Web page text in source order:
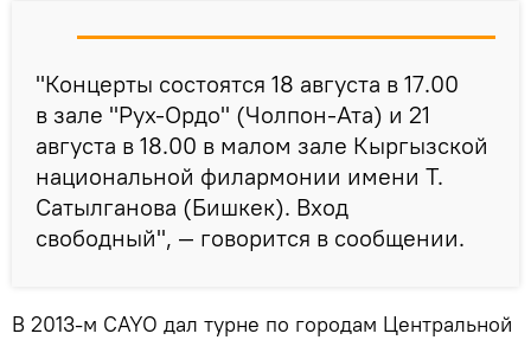
"Концерты состоятся 18 августа в 17.00
в зале "Рух-Ордо" (Чолпон-Ата) и 21
августа в 18.00 в малом зале Кыргызской
национальной филармонии имени Т.
Сатылганова (Бишкек). Вход
свободный", — говорится в сообщении.
В 2013-м CAYO дал турне по городам Центральной